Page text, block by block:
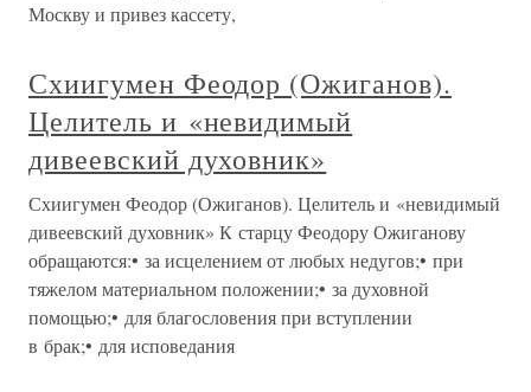
Москву и привез кассету,
Схиигумен Феодор (Ожиганов).
Целитель и «невидимый
дивеевский духовник»
Схиигумен Феодор (Ожиганов). Целитель и «невидимый
дивеевский духовник» К старцу Феодору Ожиганову
обращаются:• за исцелением от любых недугов;• при
тяжелом материальном положении;• за духовной
помощью;• для благословения при вступлении
в брак;• для исповедания